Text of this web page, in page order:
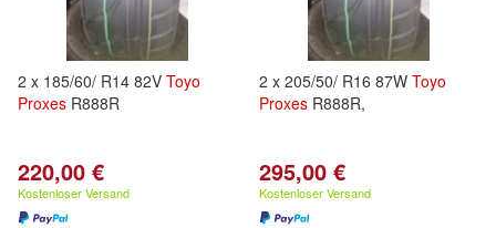
2 x 185/60/ R14 82V Toyo
Proxes R888R
220,00 €
Kostenloser Versand
2 x 205/50/ R16 87W Toyo
Proxes R888R,
295,00 €
Kostenloser Versand